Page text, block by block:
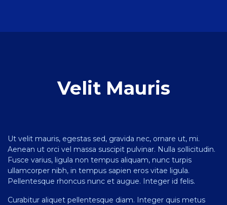
Velit Mauris
Ut velit mauris, egestas sed, gravida nec, ornare ut, mi.
Aenean ut orci vel massa suscipit pulvinar. Nulla sollicitudin.
Fusce varius, ligula non tempus aliquam, nunc turpis
ullamcorper nibh, in tempus sapien eros vitae ligula.
Pellentesque rhoncus nunc et augue. Integer id felis.
Curabitur aliquet pellentesque diam. Integer quis metus